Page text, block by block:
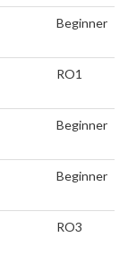
Beginner
RO1
Beginner
Beginner
RO3